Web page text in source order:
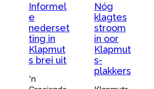
Informel
e
nederset
ting in
Klapmut
s brei uit
'n
Nóg
klagtes
stroom
in oor
Klapmut
s-
plakkers